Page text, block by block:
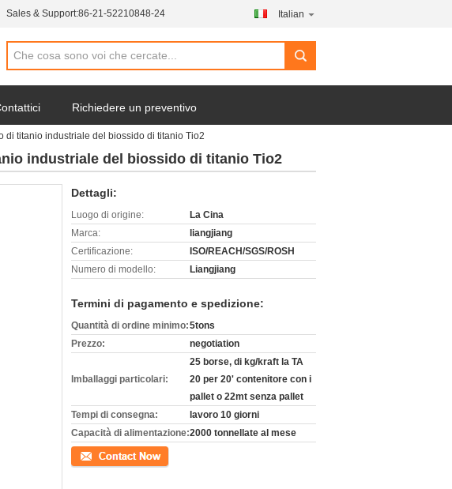
Sales & Support:86-21-52210848-24 Italian
search
Richiedere un preventivo
titanio industriale del biossido di titanio Tio2
industriale del biossido di titanio Tio2
Dettagli:
Luogo di origine:
La Cina
Marca:
liangjiang
Certificazione:
ISO/REACH/SGS/ROSH
Numero di modello:
Liangjiang
Termini di pagamento e spedizione:
Quantità di ordine minimo:5tons
Prezzo:
negotiation
Imballaggi particolari:
25 borse, di kg/kraft la TA
20 per 20' contenitore con i
pallet o 22mt senza pallet
Tempi di consegna:
lavoro 10 giorni
Capacità di alimentazione:2000 tonnellate al mese
Contatto